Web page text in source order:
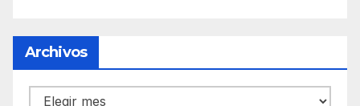
Archivos
Archivos